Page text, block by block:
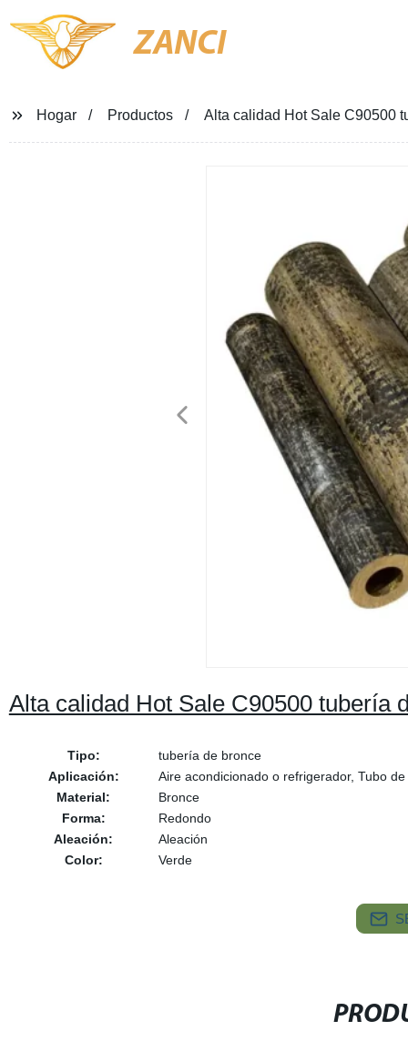
ZANCI
Hogar Productos Alta calidad Hot Sale C90500
Alta calidad Hot Sale C90500 tubería
Tipo:
tubería de bronce
Aplicación:
Aire acondicionado o refrigerador, Tubo
Material:
Bronce
Forma:
Redondo
Aleación:
Aleación
Color:
Verde